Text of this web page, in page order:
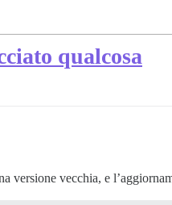
qualcosa
versione vecchia, e